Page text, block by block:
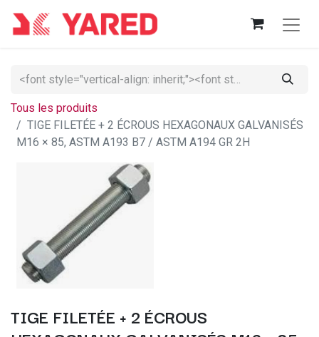
Tous les produits
TIGE FILETÉE + 2 ÉCROUS HEXAGONAUX GALVANISÉS
M16 × 85, ASTM A193 B7 / ASTM A194 GR 2H
TIGE FILETÉE + 2 ÉCROUS